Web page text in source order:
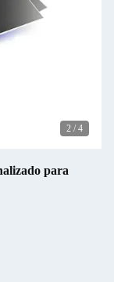
2 / 4
para